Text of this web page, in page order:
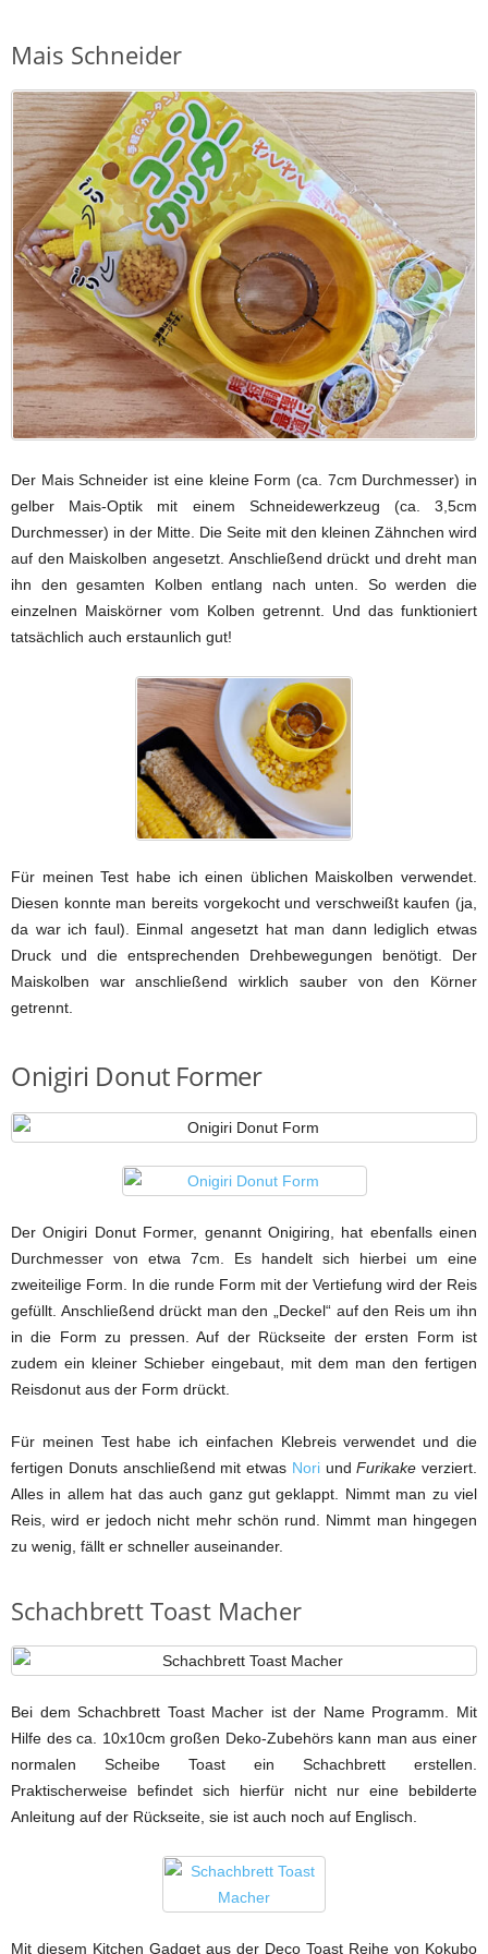
Mais Schneider
Der Mais Schneider ist eine kleine Form (ca. 7cm Durchmesser) in
gelber Mais-Optik mit einem Schneidewerkzeug (ca. 3,5cm
Durchmesser) in der Mitte. Die Seite mit den kleinen Zähnchen wird
auf den Maiskolben angesetzt. Anschließend drückt und dreht man
ihn den gesamten Kolben entlang nach unten. So werden die
einzelnen Maiskörner vom Kolben getrennt. Und das funktioniert
tatsächlich auch erstaunlich gut!
Für meinen Test habe ich einen üblichen Maiskolben verwendet.
Diesen konnte man bereits vorgekocht und verschweißt kaufen (ja,
da war ich faul). Einmal angesetzt hat man dann lediglich etwas
Druck und die entsprechenden Drehbewegungen benötigt. Der
Maiskolben war anschließend wirklich sauber von den Körner
getrennt.
Onigiri Donut Former
Der Onigiri Donut Former, genannt Onigiring, hat ebenfalls einen
Durchmesser von etwa 7cm. Es handelt sich hierbei um eine
zweiteilige Form. In die runde Form mit der Vertiefung wird der Reis
gefüllt. Anschließend drückt man den „Deckel“ auf den Reis um ihn
in die Form zu pressen. Auf der Rückseite der ersten Form ist
zudem ein kleiner Schieber eingebaut, mit dem man den fertigen
Reisdonut aus der Form drückt.
Für meinen Test habe ich einfachen Klebreis verwendet und die
fertigen Donuts anschließend mit etwas NoriundFurikake verziert.
Alles in allem hat das auch ganz gut geklappt. Nimmt man zu viel
Reis, wird er jedoch nicht mehr schön rund. Nimmt man hingegen
zu wenig, fällt er schneller auseinander.
Schachbrett Toast Macher
Bei dem Schachbrett Toast Macher ist der Name Programm. Mit
Hilfe des ca. 10x10cm großen Deko-Zubehörs kann man aus einer
normalen Scheibe Toast ein Schachbrett erstellen.
Praktischerweise befindet sich hierfür nicht nur eine bebilderte
Anleitung auf der Rückseite, sie ist auch noch auf Englisch.
Mit diesem Kitchen Gadget aus der Deco Toast Reihe von Kokubo